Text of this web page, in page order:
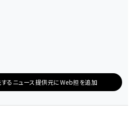
るニュース提供元にWeb担を追加